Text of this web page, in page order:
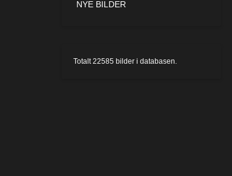
NYE BILDER
Totalt22585 bilder i databasen.